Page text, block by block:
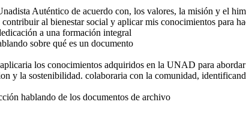
Auténtico de acuerdo con, los valores, la misión y el
contribuir al bienestar social y aplicar mis conocimientos
a una formación integral
sobre qué es un documento
los conocimientos adquiridos en la UNAD para
y la sostenibilidad. colaboraria con la comunidad,
hablando de los documentos de archivo